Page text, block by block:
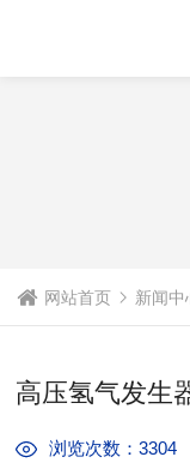
网站首页 新闻中
高压氢气发生
浏览次数：3304